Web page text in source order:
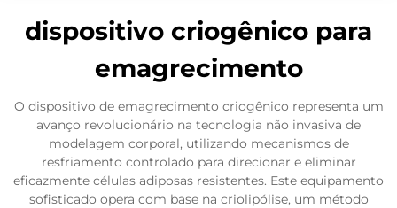
dispositivo criogênico para
emagrecimento
O dispositivo de emagrecimento criogênico representa um
avanço revolucionário na tecnologia não invasiva de
modelagem corporal, utilizando mecanismos de
resfriamento controlado para direcionar e eliminar
eficazmente células adiposas resistentes. Este equipamento
sofisticado opera com base na criolipólise, um método